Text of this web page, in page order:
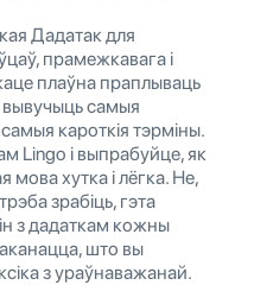
Дадатак для
прамежкавага і
плаўна праплываць
вывучыць самыя
кароткія тэрміны.
Lingo і выпрабуйце, як
хутка і лёгка. Не,
зрабіць, гэта
з дадаткам кожны
што вы
з ураўнаважанай.